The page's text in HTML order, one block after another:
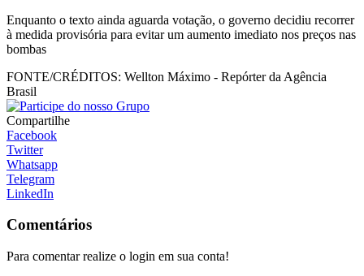
Enquanto o texto ainda aguarda votação, o governo decidiu recorrer
à medida provisória para evitar um aumento imediato nos preços nas
bombas
FONTE/CRÉDITOS: Wellton Máximo - Repórter da Agência
Brasil
Compartilhe
Facebook
Twitter
Whatsapp
Telegram
LinkedIn
Comentários
Para comentar realize o login em sua conta!